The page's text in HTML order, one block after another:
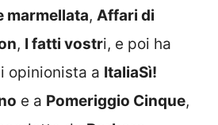
marmellata, Affari di
, I fatti vostri, e poi ha
opinionista a ItaliaSì!
e a Pomeriggio Cinque,